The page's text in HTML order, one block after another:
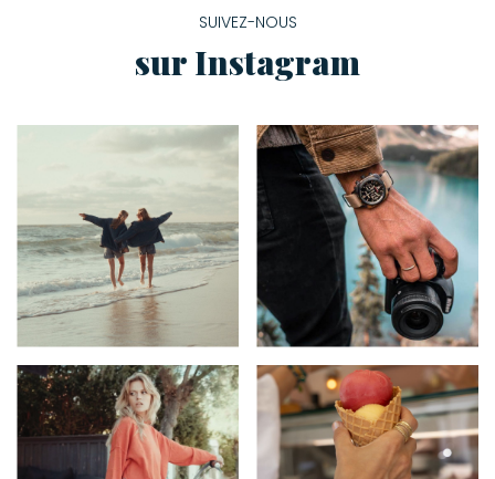
SUIVEZ-NOUS
sur Instagram